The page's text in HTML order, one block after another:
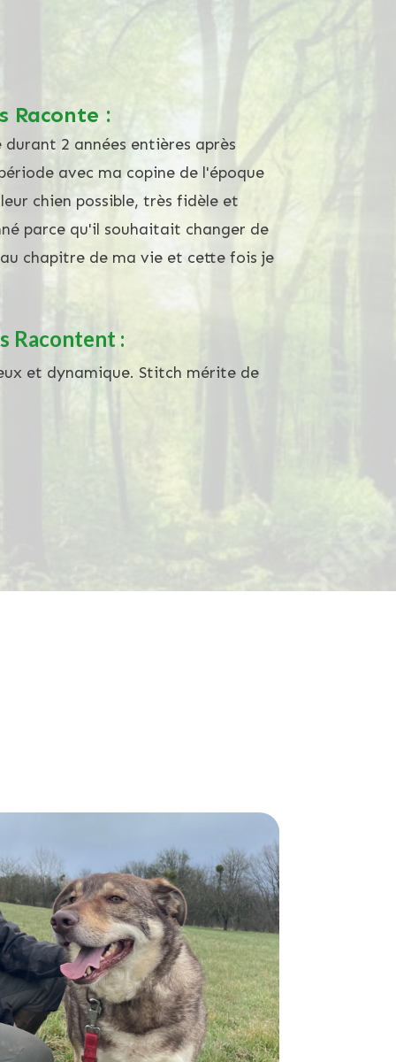
Raconte :
2 années entières après
avec ma copine de l'époque
chien possible, très fidèle et
parce qu'il souhaitait changer de
chapitre de ma vie et cette fois je
Racontent :
et dynamique. Stitch mérite de